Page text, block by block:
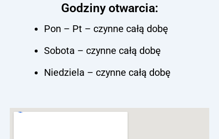
Godziny otwarcia:
Pon – Pt – czynne całą dobę
Sobota – czynne całą dobę
Niedziela – czynne całą dobę